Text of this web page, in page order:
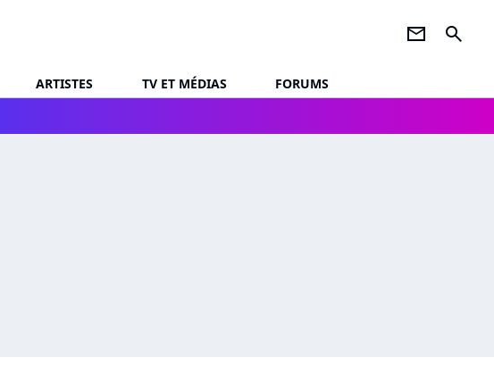
newsletter search
ARTISTES TV ET MÉDIAS
FORUMS